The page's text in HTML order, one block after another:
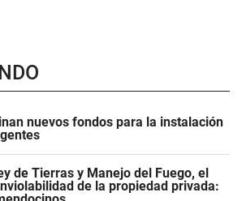
nuevos fondos para la instalación
de Tierras y Manejo del Fuego, el
de la propiedad privada: